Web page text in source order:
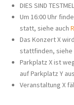
DIES SIND
Um 16:00 Uhr
statt, siehe auch
Das Konzert X
stattfinden, siehe
Parkplatz X ist
auf Parkplatz Y aus
Veranstaltung X